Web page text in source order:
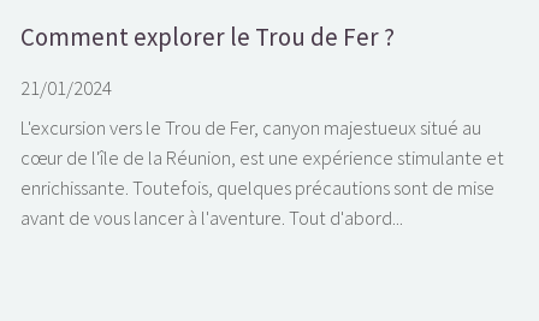
Comment explorer le Trou de Fer ?
21/01/2024
L'excursion vers le Trou de Fer, canyon majestueux situé au
cœur de l'île de la Réunion, est une expérience stimulante et
enrichissante. Toutefois, quelques précautions sont de mise
avant de vous lancer à l'aventure. Tout d'abord...